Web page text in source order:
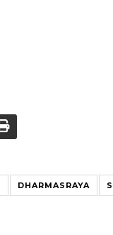
DHARMASRAYA